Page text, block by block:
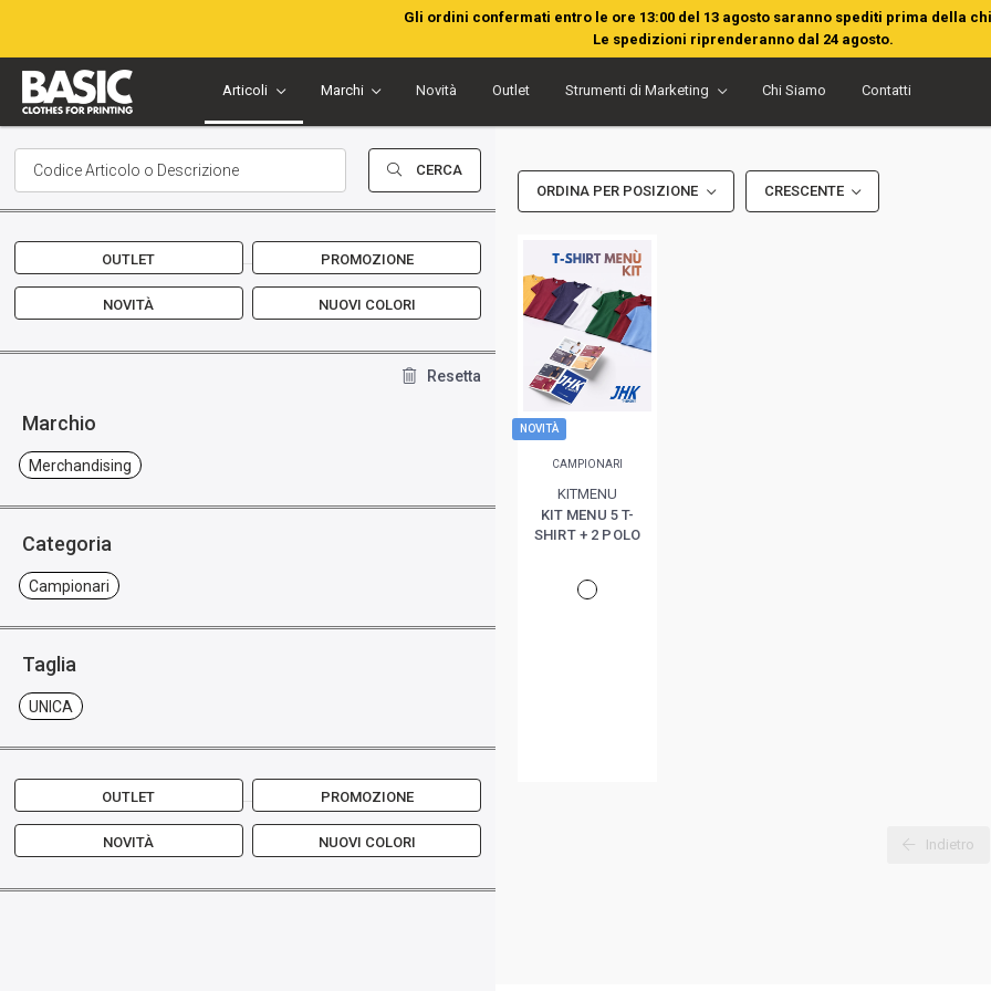
Gli ordini confermati entro le ore 13:00 del 13 agosto saranno spediti prima della
Le spedizioni riprenderanno dal 24 agosto.
Articoli Marchi Novità Outlet Strumenti di Marketing Chi Siamo Contatti
CERCA
OUTLET PROMOZIONE
NOVITÀ NUOVI COLORI
Resetta
Marchio
Merchandising
Categoria
Campionari
Taglia
UNICA
OUTLET PROMOZIONE
NOVITÀ NUOVI COLORI
ORDINA PER POSIZIONE CRESCENTE
NOVITÀ
CAMPIONARI
KITMENU
KIT MENU 5 T-
SHIRT + 2 POLO
Indietro